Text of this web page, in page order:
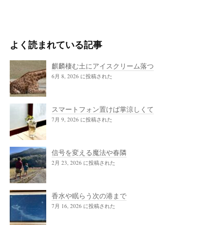
よく読まれている記事
麒麟棲む土にアイスクリーム落つ
6月 8, 2026 に投稿された
スマートフォン置けば掌涼しくて
7月 9, 2026 に投稿された
信号を変える魔法や春隣
2月 23, 2026 に投稿された
香水や眠らう次の港まで
7月 16, 2026 に投稿された